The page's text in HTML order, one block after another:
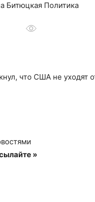
Битюцкая Политика
что США не уходят
»